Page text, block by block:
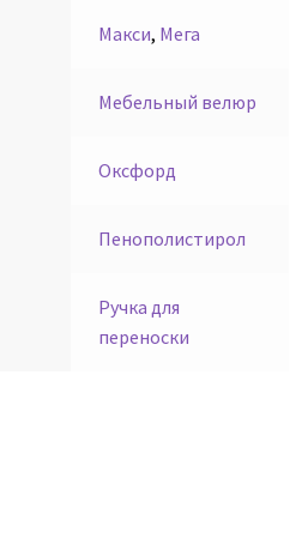
Макси, Мега
Мебельный велюр
Оксфорд
Пенополистирол
Ручка для
переноски